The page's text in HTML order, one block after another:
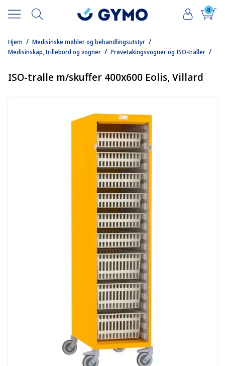
0
/
Hjem /
Medisinske møbler og behandlingsutstyr
/
Medisinskap, trillebord og vogner /
Prøvetakingsvogner og ISO-traller
ISO-tralle m/skuffer 400x600 Eolis, Villard